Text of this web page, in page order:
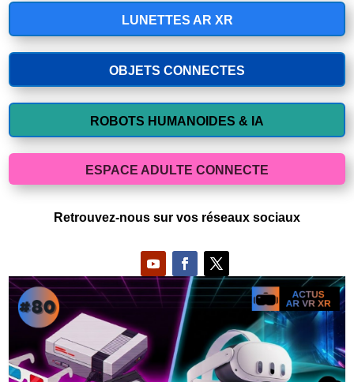
LUNETTES AR XR
OBJETS CONNECTES
ROBOTS HUMANOIDES & IA
ESPACE ADULTE CONNECTE
Retrouvez-nous sur vos réseaux sociaux